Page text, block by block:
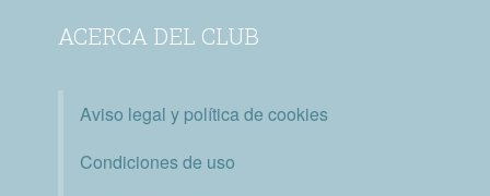
ACERCA DEL CLUB
Aviso legal y política de cookies
Condiciones de uso